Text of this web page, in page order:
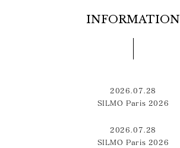
INFORMATION
2026.07.28
SILMO Paris 2026
2026.07.28
SILMO Paris 2026